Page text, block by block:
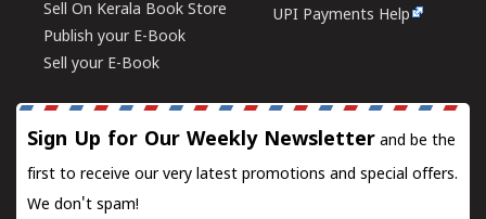
Sell On Kerala Book Store
Publish your E-Book
Sell your E-Book
UPI Payments Help
Sign Up for Our Weekly Newsletter and be the
first to receive our very latest promotions and special offers.
We don't spam!